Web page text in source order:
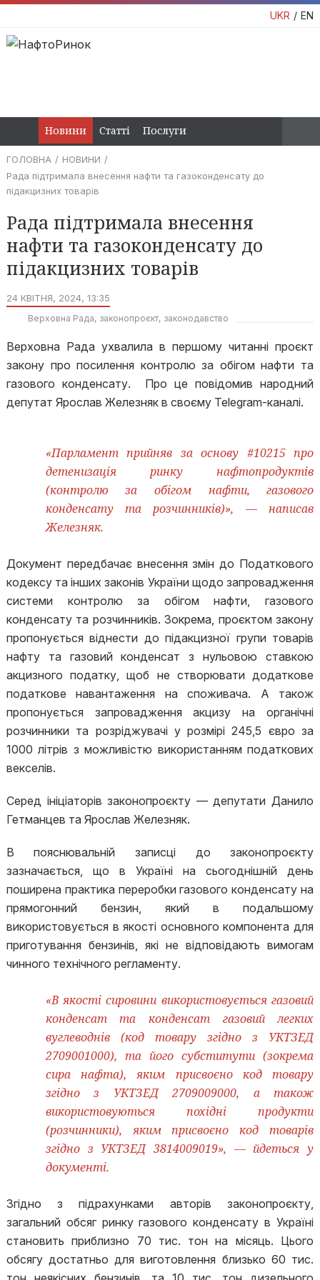
UKR EN
Новини Статті Послуги
ГОЛОВНА
НОВИНИ
Рада підтримала внесення нафти та газоконденсату до
підакцизних товарів
Рада підтримала внесення
нафти та газоконденсату до
підакцизних товарів
24 КВІТНЯ, 2024, 13:35
Верховна Рада законопроєкт законодавство
Верховна Рада ухвалила в першому читанні проєкт
закону про посилення контролю за обігом нафти та
газового конденсату. Про це повідомив народний
депутат Ярослав Железняк в своєму Telegram-каналі.
«Парламент прийняв за основу #10215 про
детенизація ринку нафтопродуктів
(контролю за обігом нафти, газового
конденсату та розчинників)», — написав
Железняк.
Документ передбачає внесення змін до Податкового
кодексу та інших законів України щодо запровадження
системи контролю за обігом нафти, газового
конденсату та розчинників. Зокрема, проєктом закону
пропонується віднести до підакцизної групи товарів
нафту та газовий конденсат з нульовою ставкою
акцизного податку, щоб не створювати додаткове
податкове навантаження на споживача. А також
пропонується запровадження акцизу на органічні
розчинники та розріджувачі у розмірі 245,5 євро за
1000 літрів з можливістю використанням податкових
векселів.
Серед ініціаторів законопроєкту — депутати Данило
Гетманцев та Ярослав Железняк.
В пояснювальній записці до законопроєкту
зазначається, що в Україні на сьогоднішній день
поширена практика переробки газового конденсату на
прямогонний бензин, який в подальшому
використовується в якості основного компонента для
приготування бензинів, які не відповідають вимогам
чинного технічного регламенту.
«В якості сировини використовується газовий
конденсат та конденсат газовий легких
вуглеводнів (код товару згідно з УКТЗЕД
2709001000), та його субститути (зокрема
сира нафта), яким присвоєно код товару
згідно з УКТЗЕД 2709009000, а також
використовуються похідні продукти
(розчинники), яким присвоєно код товарів
згідно з УКТЗЕД 3814009019», — йдеться у
документі.
Згідно з підрахунками авторів законопроєкту,
загальний обсяг ринку газового конденсату в Україні
становить приблизно 70 тис. тон на місяць. Цього
обсягу достатньо для виготовлення близько 60 тис.